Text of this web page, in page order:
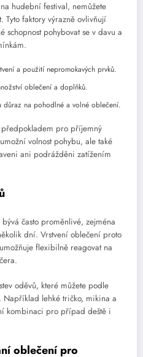
hudební festival, nemůžete
Tyto faktory výrazně ovlivňují
schopnost pohybovat se v davu a
a použití nepromokavých prvků.
oblečení a doplňků.
důraz na pohodlné a volné oblečení.
pro příjemný
volnost pohybu, ale také
ani podrážděni zatížením
často proměnlivé, zejména
dní. Vrstvení oblečení proto
flexibilně reagovat na
oděvů, které můžete podle
lehké tričko, mikina a
kombinaci pro případ deště i
oblečení pro